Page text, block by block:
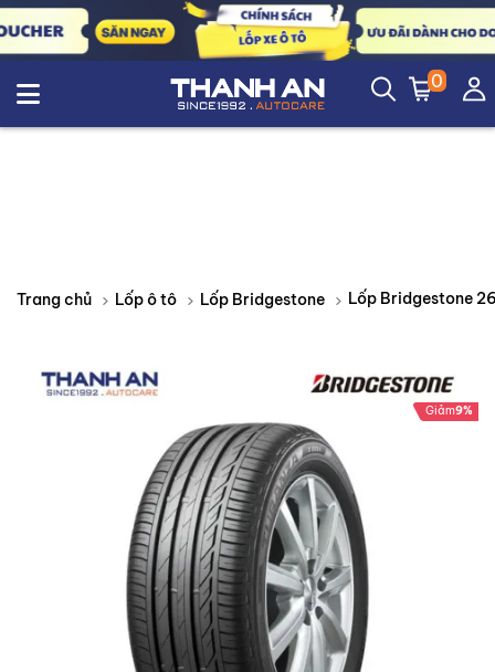
0
Trang chủ Lốp ô tô Lốp Bridgestone
Giảm9%